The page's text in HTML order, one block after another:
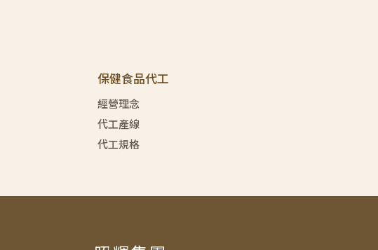
保健食品代工
經營理念
代工產線
代工規格